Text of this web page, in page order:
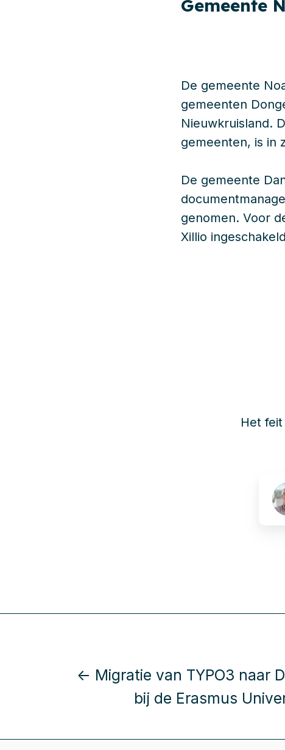
Gemeente
De gemeente
gemeenten
Nieuwkruisland.
gemeenten, is in
De gemeente
genomen. Voor
Xillio
Het
← Migratie van TYPO3 naar
bij de Erasmus